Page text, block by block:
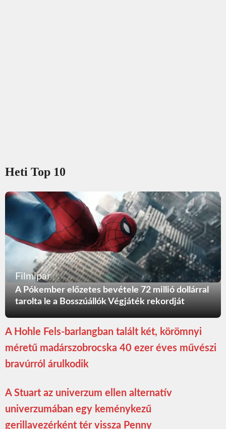
Heti Top 10
Filmipar
A Pókember előzetes bevétele 72 millió dollárral
tarolta le a Bosszúállók Végjáték rekordját
A Hohle Fels-barlangban talált két, körömnyi
méretű madárszobrocska 40 ezer éves művészi
bravúrról árulkodik
A Stuart az univerzum ellen alternatív
univerzumában egy keménykezű
gerillavezérként tér vissza Penny